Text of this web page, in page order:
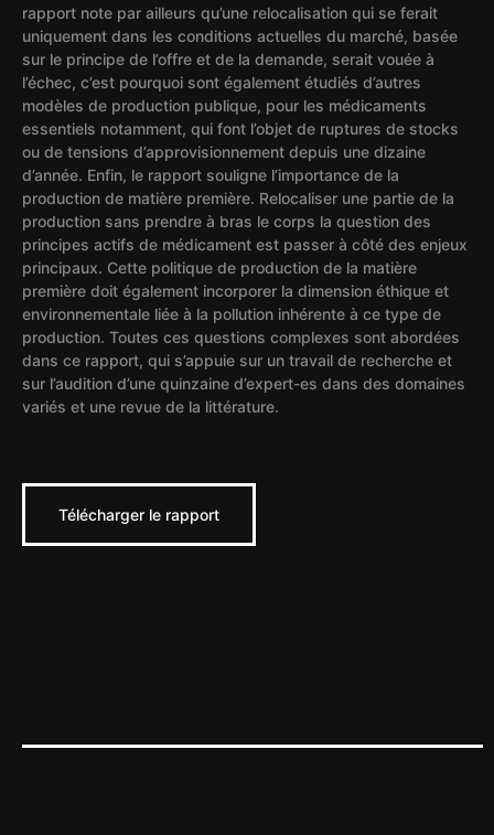
rapport note par ailleurs qu’une relocalisation qui se ferait
uniquement dans les conditions actuelles du marché, basée
sur le principe de l’offre et de la demande, serait vouée à
l’échec, c’est pourquoi sont également étudiés d’autres
modèles de production publique, pour les médicaments
essentiels notamment, qui font l’objet de ruptures de stocks
ou de tensions d’approvisionnement depuis une dizaine
d’année. Enfin, le rapport souligne l’importance de la
production de matière première. Relocaliser une partie de la
production sans prendre à bras le corps la question des
principes actifs de médicament est passer à côté des enjeux
principaux. Cette politique de production de la matière
première doit également incorporer la dimension éthique et
environnementale liée à la pollution inhérente à ce type de
production. Toutes ces questions complexes sont abordées
dans ce rapport, qui s’appuie sur un travail de recherche et
sur l’audition d’une quinzaine d’expert-es dans des domaines
variés et une revue de la littérature.
Télécharger le rapport